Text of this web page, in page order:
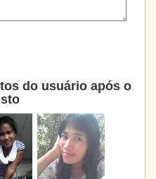
do usuário após o